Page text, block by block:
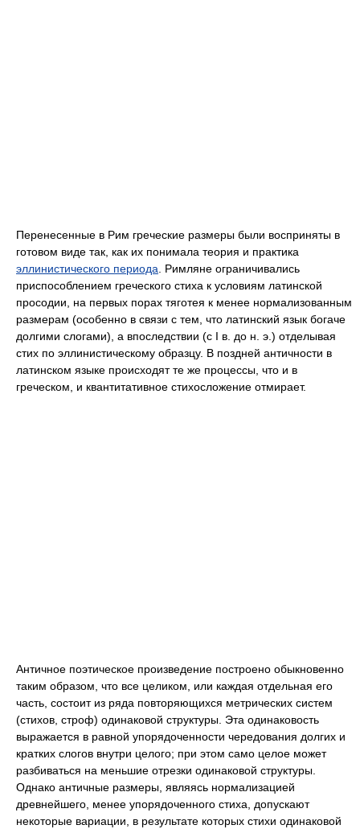
Перенесенные в Рим греческие размеры были восприняты в
готовом виде так, как их понимала теория и практика
эллинистического периода . Римляне ограничивались
приспособлением греческого стиха к условиям латинской
просодии, на первых порах тяготея к менее нормализованным
размерам (особенно в связи с тем, что латинский язык богаче
долгими слогами), а впоследствии (с I в. до н. э.) отделывая
стих по эллинистическому образцу. В поздней античности в
латинском языке происходят те же процессы, что и в
греческом, и квантитативное стихосложение отмирает.
Античное поэтическое произведение построено обыкновенно
таким образом, что все целиком, или каждая отдельная его
часть, состоит из ряда повторяющихся метрических систем
(стихов, строф) одинаковой структуры. Эта одинаковость
выражается в равной упорядоченности чередования долгих и
кратких слогов внутри целого; при этом само целое может
разбиваться на меньшие отрезки одинаковой структуры.
Однако античные размеры, являясь нормализацией
древнейшего, менее упорядоченного стиха, допускают
некоторые вариации, в результате которых стихи одинаковой